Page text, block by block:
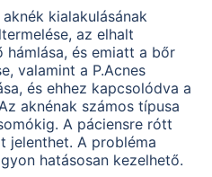
kialakulásának
az elhalt
hámlása, és emiatt a bőr
valamint a P.Acnes
és ehhez kapcsolódva a
aknénak számos típusa
A páciensre rótt
jelenthet. A probléma
hatásosan kezelhető.